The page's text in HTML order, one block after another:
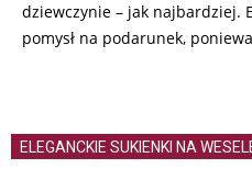
dziewczynie – jak najbardziej.
pomysł na podarunek,
ELEGANCKIE SUKIENKI NA